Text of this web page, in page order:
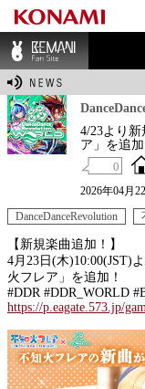
BEMANI Fan Sit
4/23より新
ア」を追加
0
2026年04月
DanceDanceRevolution
【新規楽曲追加！】
4月23日(木)10:00(JST)
火フレア」を追加！
#DDR #DDR_WORLD
https://p.eagate.573.jp/